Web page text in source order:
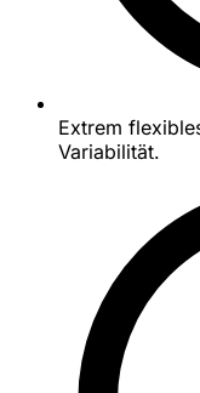
Extrem
Variabilität.